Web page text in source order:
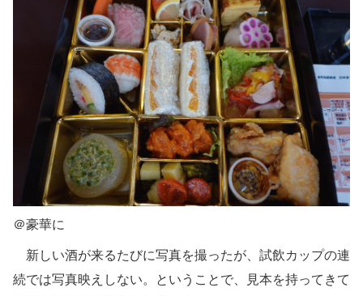
＠豪華に
新しい酒が来るたびに写真を撮ったが、試飲カップの連
続では写真映えしない。ということで、見本を持ってきて